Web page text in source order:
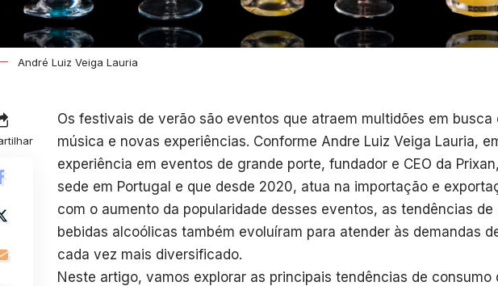
André Luiz Veiga Lauria
Os festivais de verão são eventos que atraem multidões em busca
música e novas experiências. Conforme Andre Luiz Veiga Lauria,
experiência em eventos de grande porte, fundador e CEO da
sede em Portugal e que desde 2020, atua na importação e
com o aumento da popularidade desses eventos, as tendências de
bebidas alcoólicas também evoluíram para atender às demandas
cada vez mais diversificado.
Neste artigo, vamos explorar as principais tendências de consumo